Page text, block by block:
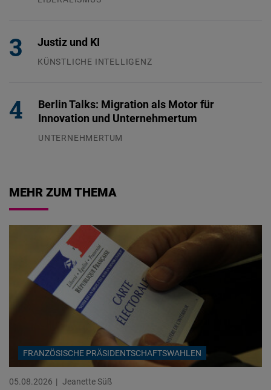
Justiz und KI
KÜNSTLICHE INTELLIGENZ
Berlin Talks: Migration als Motor für
Innovation und Unternehmertum
UNTERNEHMERTUM
MEHR ZUM THEMA
FRANZÖSISCHE PRÄSIDENTSCHAFTSWAHLEN
05.08.2026 Jeanette Süß